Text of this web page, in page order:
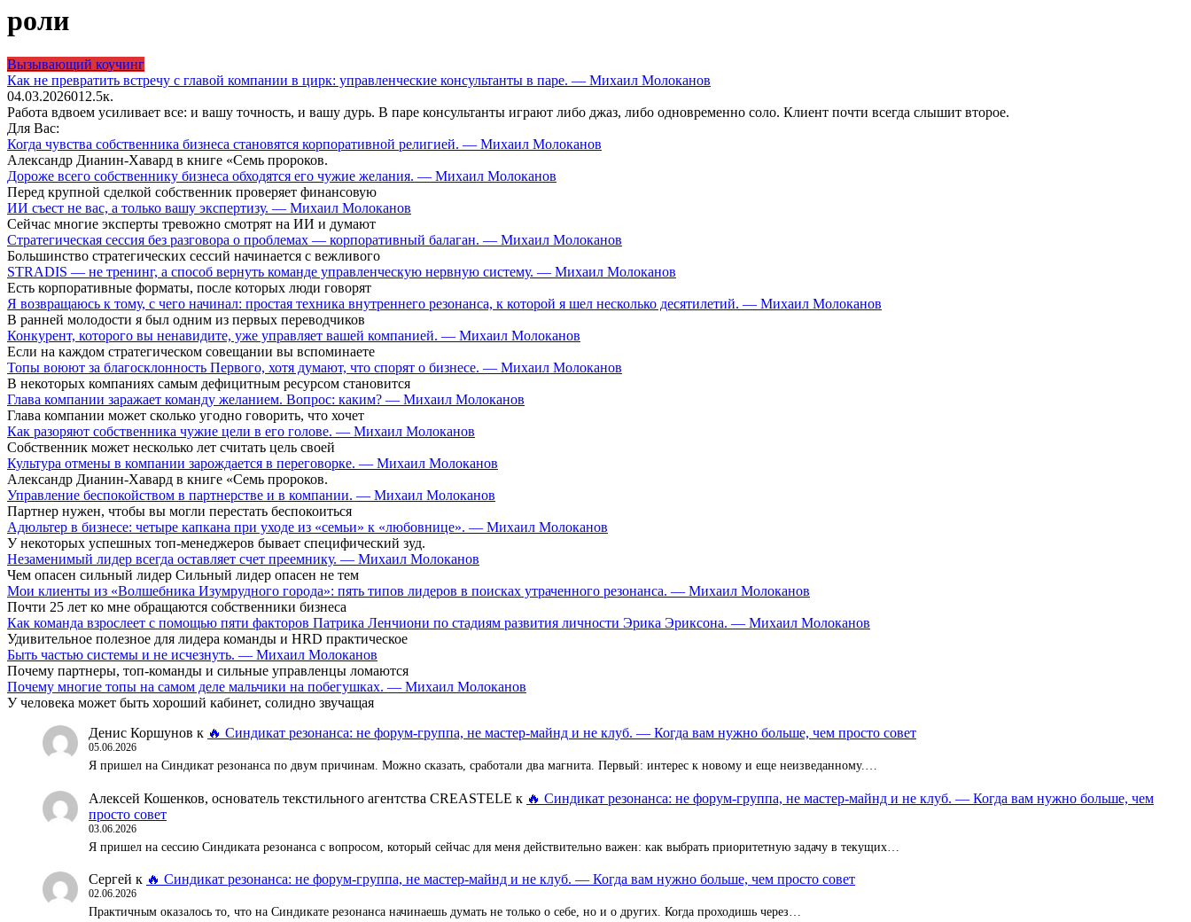
роли
Вызывающий коучинг
Как не превратить встречу с главой компании в цирк: управленческие консультанты в паре. — Михаил Молоканов
04.03.2026012.5к.
Работа вдвоем усиливает все: и вашу точность, и вашу дурь. В паре консультанты играют либо джаз, либо одновременно соло. Клиент почти всегда слышит второе.
Для Вас:
Когда чувства собственника бизнеса становятся корпоративной религией. — Михаил Молоканов
Александр Дианин-Хавард в книге «Семь пророков.
Дороже всего собственнику бизнеса обходятся его чужие желания. — Михаил Молоканов
Перед крупной сделкой собственник проверяет финансовую
ИИ съест не вас, а только вашу экспертизу. — Михаил Молоканов
Сейчас многие эксперты тревожно смотрят на ИИ и думают
Стратегическая сессия без разговора о проблемах — корпоративный балаган. — Михаил Молоканов
Большинство стратегических сессий начинается с вежливого
STRADIS — не тренинг, а способ вернуть команде управленческую нервную систему. — Михаил Молоканов
Есть корпоративные форматы, после которых люди говорят
Я возвращаюсь к тому, с чего начинал: простая техника внутреннего резонанса, к которой я шел несколько десятилетий. — Михаил Молоканов
В ранней молодости я был одним из первых переводчиков
Конкурент, которого вы ненавидите, уже управляет вашей компанией. — Михаил Молоканов
Если на каждом стратегическом совещании вы вспоминаете
Топы воюют за благосклонность Первого, хотя думают, что спорят о бизнесе. — Михаил Молоканов
В некоторых компаниях самым дефицитным ресурсом становится
Глава компании заражает команду желанием. Вопрос: каким? — Михаил Молоканов
Глава компании может сколько угодно говорить, что хочет
Как разоряют собственника чужие цели в его голове. — Михаил Молоканов
Собственник может несколько лет считать цель своей
Культура отмены в компании зарождается в переговорке. — Михаил Молоканов
Александр Дианин-Хавард в книге «Семь пророков.
Управление беспокойством в партнерстве и в компании. — Михаил Молоканов
Партнер нужен, чтобы вы могли перестать беспокоиться
Адюльтер в бизнесе: четыре капкана при уходе из «семьи» к «любовнице». — Михаил Молоканов
У некоторых успешных топ-менеджеров бывает специфический зуд.
Незаменимый лидер всегда оставляет счет преемнику. — Михаил Молоканов
Чем опасен сильный лидер Сильный лидер опасен не тем
Мои клиенты из «Волшебника Изумрудного города»: пять типов лидеров в поисках утраченного резонанса. — Михаил Молоканов
Почти 25 лет ко мне обращаются собственники бизнеса
Как команда взрослеет с помощью пяти факторов Патрика Ленчиони по стадиям развития личности Эрика Эриксона. — Михаил Молоканов
Удивительное полезное для лидера команды и HRD практическое
Быть частью системы и не исчезнуть. — Михаил Молоканов
Почему партнеры, топ-команды и сильные управленцы ломаются
Почему многие топы на самом деле мальчики на побегушках. — Михаил Молоканов
У человека может быть хороший кабинет, солидно звучащая
Денис Коршунов к 🔥 Синдикат резонанса: не форум-группа, не мастер-майнд и не клуб. — Когда вам нужно больше, чем просто совет
05.06.2026
Я пришел на Синдикат резонанса по двум причинам. Можно сказать, сработали два магнита. Первый: интерес к новому и еще неизведанному.…
Алексей Кошенков, основатель текстильного агентства CREASTELE к 🔥 Синдикат резонанса: не форум-группа, не мастер-майнд и не клуб. — Когда вам нужно больше, чем
просто совет
03.06.2026
Я пришел на сессию Синдиката резонанса с вопросом, который сейчас для меня действительно важен: как выбрать приоритетную задачу в текущих…
Сергей к 🔥 Синдикат резонанса: не форум-группа, не мастер-майнд и не клуб. — Когда вам нужно больше, чем просто совет
02.06.2026
Практичным оказалось то, что на Синдикате резонанса начинаешь думать не только о себе, но и о других. Когда проходишь через…